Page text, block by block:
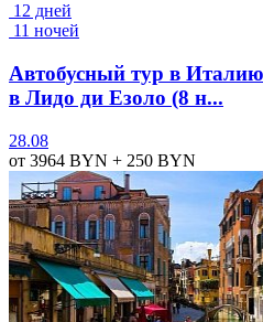
12 дней
11 ночей
Автобусный тур в
в Лидо ди Езоло (8 н...
28.08
от 3964 BYN + 250 BYN